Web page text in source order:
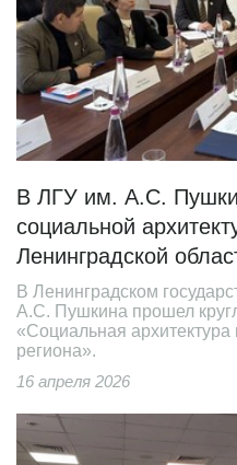
В ЛГУ им. А.С.
социальной
Ленинградской
В Ленинградском
А.С. Пушкина прошел
«Социальная архитектура
региона».
16 апреля 2026